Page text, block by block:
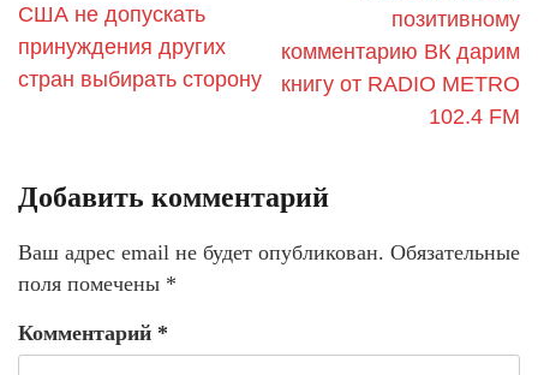
США не допускать
принуждения других
стран выбирать сторону
позитивному
комментарию ВК дарим
книгу от RADIO METRO
102.4 FM
Добавить комментарий
Ваш адрес email не будет опубликован. Обязательные
поля помечены *
Комментарий *